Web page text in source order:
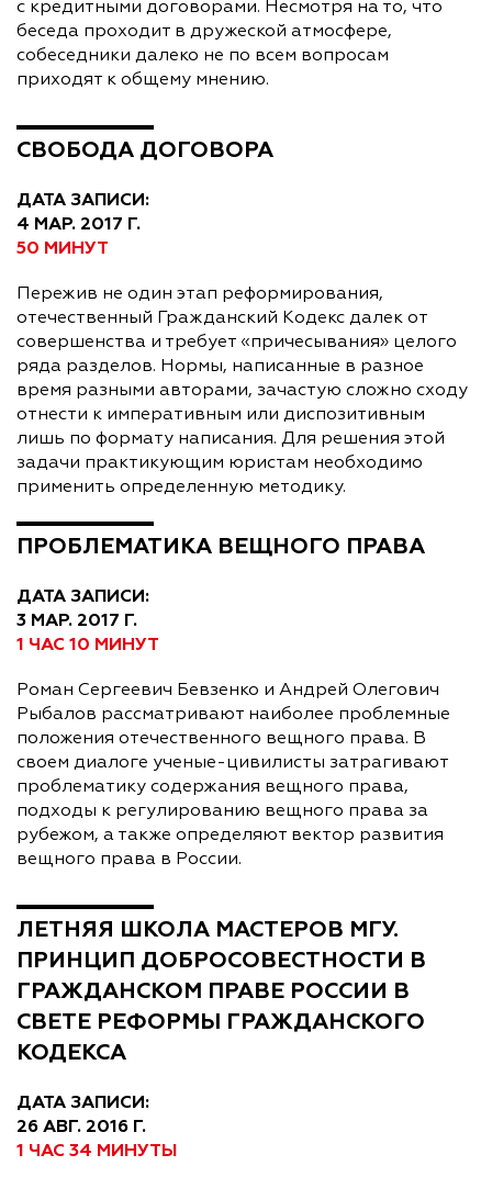
с кредитными договорами. Несмотря на то, что
беседа проходит в дружеской атмосфере,
собеседники далеко не по всем вопросам
приходят к общему мнению.
СВОБОДА ДОГОВОРА
ДАТА ЗАПИСИ:
4 МАР. 2017 Г.
50 МИНУТ
Пережив не один этап реформирования,
отечественный Гражданский Кодекс далек от
совершенства и требует «причесывания» целого
ряда разделов. Нормы, написанные в разное
время разными авторами, зачастую сложно сходу
отнести к императивным или диспозитивным
лишь по формату написания. Для решения этой
задачи практикующим юристам необходимо
применить определенную методику.
ПРОБЛЕМАТИКА ВЕЩНОГО ПРАВА
ДАТА ЗАПИСИ:
3 МАР. 2017 Г.
1 ЧАС 10 МИНУТ
Роман Сергеевич Бевзенко и Андрей Олегович
Рыбалов рассматривают наиболее проблемные
положения отечественного вещного права. В
своем диалоге ученые-цивилисты затрагивают
проблематику содержания вещного права,
подходы к регулированию вещного права за
рубежом, а также определяют вектор развития
вещного права в России.
ЛЕТНЯЯ ШКОЛА МАСТЕРОВ МГУ.
ПРИНЦИП ДОБРОСОВЕСТНОСТИ В
ГРАЖДАНСКОМ ПРАВЕ РОССИИ В
СВЕТЕ РЕФОРМЫ ГРАЖДАНСКОГО
КОДЕКСА
ДАТА ЗАПИСИ:
26 АВГ. 2016 Г.
1 ЧАС 34 МИНУТЫ